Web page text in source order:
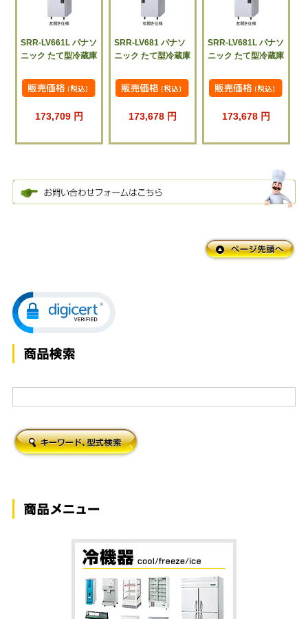
SRR-LV661L パナソ
ニック たて型冷蔵庫
173,709 円
SRR-LV681 パナソ
ニック たて型冷蔵庫
173,678 円
SRR-LV681L パナソ
ニック たて型冷蔵庫
173,678 円